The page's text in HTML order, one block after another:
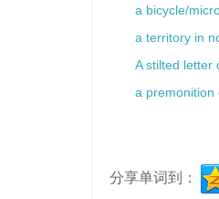
a bicycle/
a territory in
A stilted letter
a premonition
分享单词到：